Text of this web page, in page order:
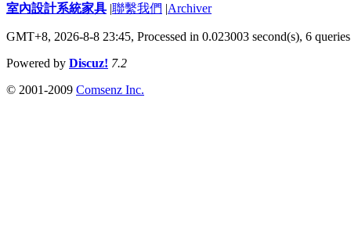
室內設計系統家具 |聯繫我們 |Archiver
GMT+8, 2026-8-8 23:45, Processed in 0.023003 second(s), 6 queries
Powered by Discuz! 7.2
© 2001-2009 Comsenz Inc.